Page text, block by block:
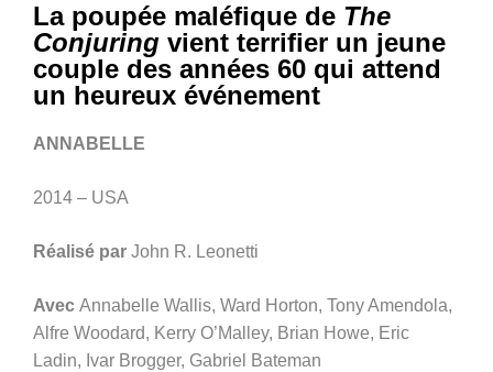
La poupée maléfique de The
Conjuring vient terrifier un jeune
couple des années 60 qui attend
un heureux événement
ANNABELLE
2014 – USA
Réalisé par John R. Leonetti
Avec Annabelle Wallis, Ward Horton, Tony Amendola,
Alfre Woodard, Kerry O’Malley, Brian Howe, Eric
Ladin, Ivar Brogger, Gabriel Bateman